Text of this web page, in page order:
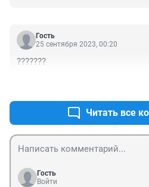
Гость
25 сентября 2023, 00:20
???????
Читать все
Гость
Войти